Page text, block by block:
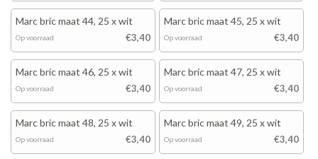
Marc bric maat 44, 25 x wit
€3,40
Op voorraad
Marc bric maat 45, 25 x wit
€3,40
Op voorraad
Marc bric maat 46, 25 x wit
€3,40
Op voorraad
Marc bric maat 47, 25 x wit
€3,40
Op voorraad
Marc bric maat 48, 25 x wit
€3,40
Op voorraad
Marc bric maat 49, 25 x wit
€3,40
Op voorraad